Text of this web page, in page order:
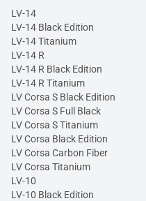
LV-14
LV-14 Black Edition
LV-14 Titanium
LV-14 R
LV-14 R Black Edition
LV-14 R Titanium
LV Corsa S Black Edition
LV Corsa S Full Black
LV Corsa S Titanium
LV Corsa Black Edition
LV Corsa Carbon Fiber
LV Corsa Titanium
LV-10
LV-10 Black Edition